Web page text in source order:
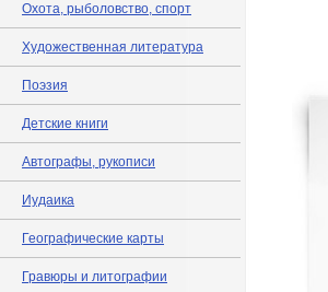
Охота, рыболовство, спорт
Художественная литература
Поэзия
Детские книги
Автографы, рукописи
Иудаика
Географические карты
Гравюры и литографии